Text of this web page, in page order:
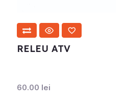
RELEU ATV
60.00 lei